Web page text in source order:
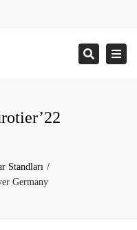
Search
Standları
Germany